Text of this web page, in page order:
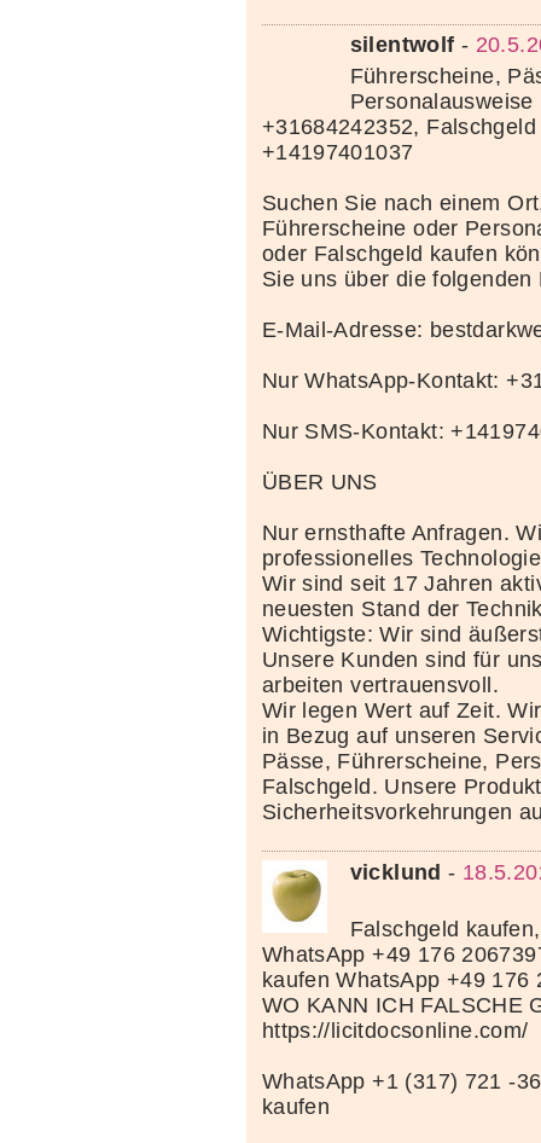
silentwolf -
Führerscheine,
+31684242352,
+14197401037
Suchen Sie nach einem
Führerscheine oder
oder Falschgeld kaufen
Sie uns über die folgenden
E-Mail-Adresse:
Nur WhatsApp-Kontakt:
Nur SMS-Kontakt:
ÜBER UNS
Nur ernsthafte Anfragen.
professionelles
Wir sind seit 17 Jahren
neuesten Stand der
Wichtigste: Wir sind
Unsere Kunden sind für
arbeiten vertrauensvoll.
Wir legen Wert auf Zeit.
in Bezug auf unseren
Pässe, Führerscheine,
Falschgeld. Unsere
Sicherheitsvorkehrungen
vicklund -
Falschgeld
WhatsApp +49 176
kaufen WhatsApp +49 176
WO KANN ICH FALSCHE
https://licitdocsonline.com/
WhatsApp +1 (317) 721 -
kaufen